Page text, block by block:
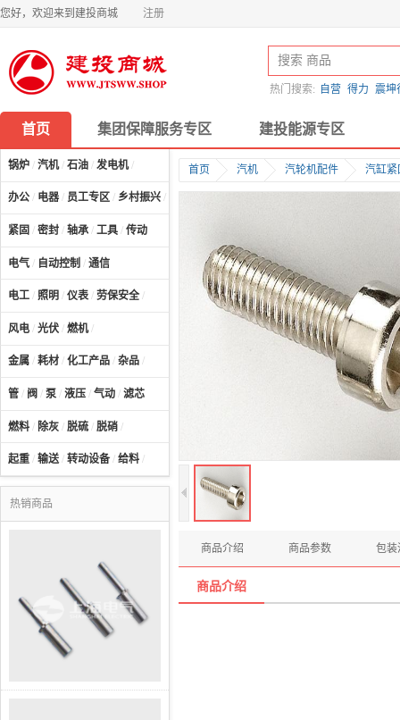
您好，欢迎来到建投商城 注册
热门搜索: 自营 得力 震坤
首页 集团保障服务专区 建投能源专区
锅炉 / 汽机/ 石油 / 发电机/
办公 / 电器 / 员工专区 / 乡村振兴 /
紧固 / 密封 / 轴承 / 工具 / 传动
电气 / 自动控制 / 通信
电工 / 照明 / 仪表 / 劳保安全 /
风电 / 光伏 / 燃机/
金属 / 耗材 / 化工产品 / 杂品 /
管 / 阀 / 泵 / 液压 / 气动 / 滤芯
燃料 / 除灰 / 脱硫 / 脱硝 /
起重 / 输送/ 转动设备 / 给料 /
热销商品
首页 汽机 汽轮机配件 汽缸紧
商品介绍 商品参数 包装
商品介绍